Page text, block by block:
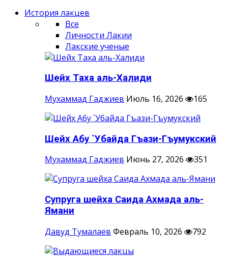
История лакцев
Все
Личности Лакии
Лакские ученые
Шейх Таха аль-Халиди
Мухаммад Гаджиев Июль 16, 2026 165
Шейх Абу `Убайда Гъази-Гъумукский
Мухаммад Гаджиев Июнь 27, 2026 351
Супруга шейха Саида Ахмада аль-
Ямани
Давуд Тумалаев Февраль 10, 2026 792